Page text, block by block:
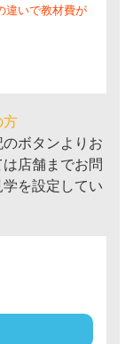
違いで教材費が
方
ボタンよりお
店舗までお問
を設定してい